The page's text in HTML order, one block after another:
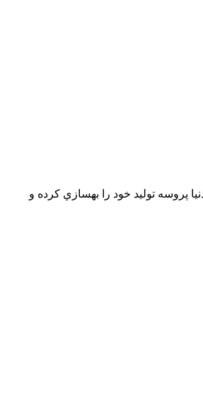
پروسه تولید خود را بهسازي کرده و